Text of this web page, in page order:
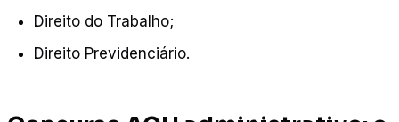
Direito do Trabalho;
Direito Previdenciário.